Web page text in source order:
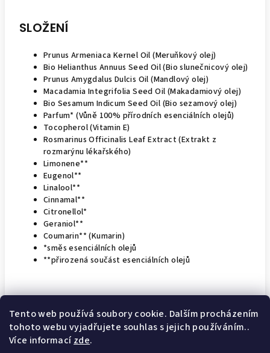
Tento web používá soubory cookie. Dalším procházením
tohoto webu vyjadřujete souhlas s jejich používáním..
Více informacízde.
SLOŽENÍ
Prunus Armeniaca Kernel Oil (Meruňkový olej)
Bio Helianthus Annuus Seed Oil (Bio slunečnicový olej)
Prunus Amygdalus Dulcis Oil (Mandlový olej)
Macadamia Integrifolia Seed Oil (Makadamiový olej)
Bio Sesamum Indicum Seed Oil (Bio sezamový olej)
Parfum* (Vůně 100% přírodních esenciálních olejů)
Tocopherol (Vitamin E)
Rosmarinus Officinalis Leaf Extract (Extrakt z
rozmarýnu lékařského)
Limonene**
Eugenol**
Linalool**
Cinnamal**
Citronellol*
Geraniol**
Coumarin** (Kumarin)
*směs esenciálních olejů
**přirozená součást esenciálních olejů